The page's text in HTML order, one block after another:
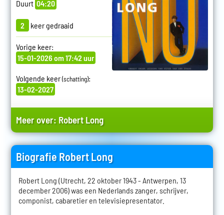
Duurt 04:20
2 keer gedraaid
Vorige keer:
15-01-2026 om 17:42 uur
Volgende keer(schatting):
13-02-2027
Meer over: Robert Long
Biografie Robert Long
Robert Long (Utrecht, 22 oktober 1943 - Antwerpen, 13
december 2006) was een Nederlands zanger, schrijver,
componist, cabaretier en televisiepresentator.